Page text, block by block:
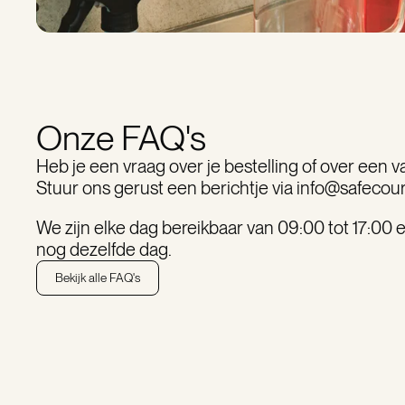
Onze FAQ's
Heb je een vraag over je bestelling of over een
Stuur ons gerust een berichtje via
We zijn elke dag bereikbaar van 09:00 tot 17:00
nog dezelfde dag.
Bekijk alle FAQ's